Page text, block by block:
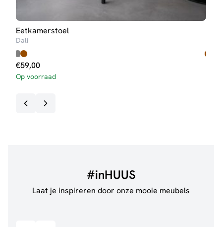
Eetkamerstoel
Dali
€59,00
Op voorraad
#inHUUS
Laat je inspireren door onze mooie meubels